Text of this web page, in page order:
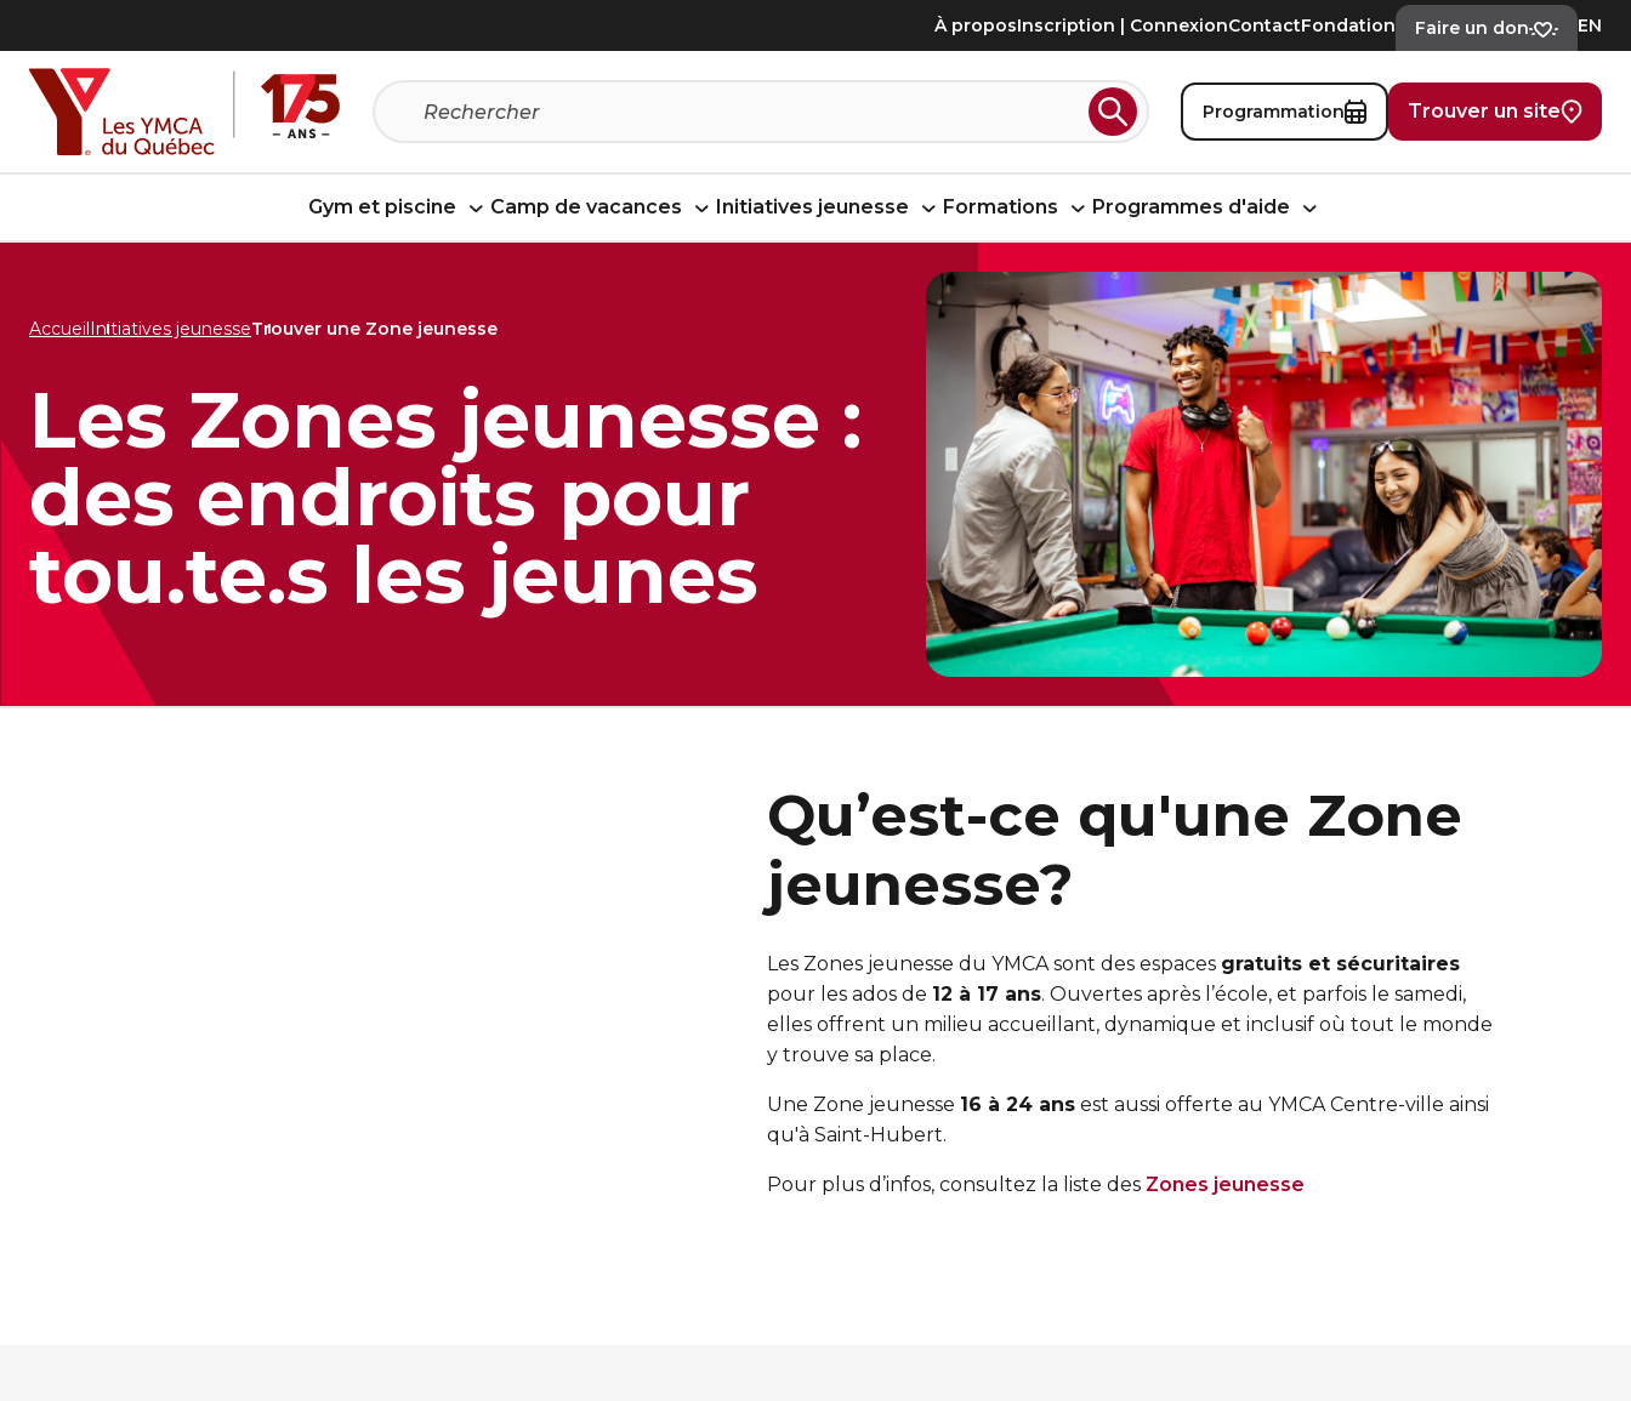
menu
contenu
À proposInscription | ConnexionContactFondation Faire un don EN
RechercherProgrammation Trouver un site
Gym et piscine Camp de vacances Initiatives jeunesse Formations Programmes d'aide
AccueilInitiatives jeunesseTrouver une Zone jeunesse
Les Zones jeunesse :
des endroits pour
tou.te.s les jeunes
Qu’est-ce qu'une Zone
jeunesse?
Les Zones jeunesse du YMCA sont des espaces gratuits et sécuritaires
pour les ados de 12 à 17 ans. Ouvertes après l’école, et parfois le samedi,
elles offrent un milieu accueillant, dynamique et inclusif où tout le monde
y trouve sa place.
Une Zone jeunesse 16 à 24 ans est aussi offerte au YMCA Centre-ville ainsi
qu'à Saint-Hubert.
Pour plus d’infos, consultez la liste des Zones jeunesse